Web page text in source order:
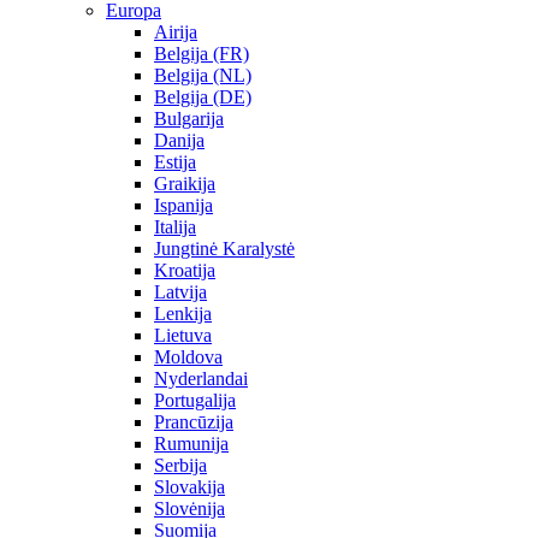
Europa
Airija
Belgija (FR)
Belgija (NL)
Belgija (DE)
Bulgarija
Danija
Estija
Graikija
Ispanija
Italija
Jungtinė Karalystė
Kroatija
Latvija
Lenkija
Lietuva
Moldova
Nyderlandai
Portugalija
Prancūzija
Rumunija
Serbija
Slovakija
Slovėnija
Suomija